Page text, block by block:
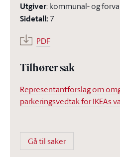
Utgiver:kommunal- og
Sidetall:7
PDF
Tilhører sak
Representantforslag om
parkeringsvedtak for IKEAs
Gå til saker